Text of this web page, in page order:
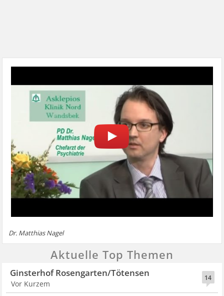
Dr. Matthias Nagel
Aktuelle Top Themen
14
Ginsterhof Rosengarten/Tötensen
Vor Kurzem